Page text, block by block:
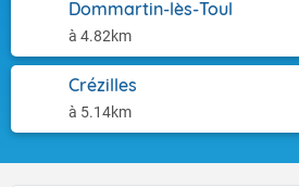
Dommartin-lès-Toul
à 4.82km
Crézilles
à 5.14km